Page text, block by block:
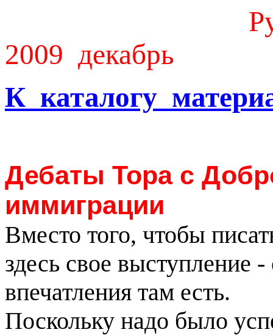
2009 декабрь
К каталогу
Дебаты Тора с
иммиграции
Вместо того, чтобы
здесь свое выступление
впечатления там есть.
Поскольку надо было